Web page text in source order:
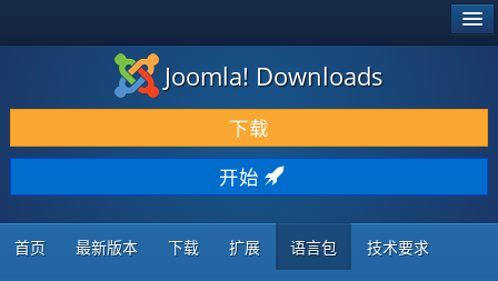
下载 & 扩展
发现 & 学习
社区 & 支持
开发者资源
Joomla! Downloads
下载
开始
首页 最新版本 下载 扩展 语言包 技术要求